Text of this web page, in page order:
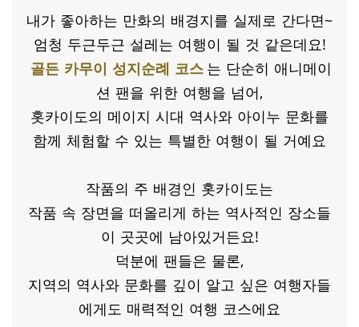
내가 좋아하는 만화의 배경지를 실제로 간다면~
엄청 두근두근 설레는 여행이 될 것 같은데요!
골든 카무이 성지순례 코스 는 단순히 애니메이
션 팬을 위한 여행을 넘어,
홋카이도의 메이지 시대 역사와 아이누 문화를
함께 체험할 수 있는 특별한 여행이 될 거예요
작품의 주 배경인 홋카이도는
작품 속 장면을 떠올리게 하는 역사적인 장소들
이 곳곳에 남아있거든요!
덕분에 팬들은 물론,
지역의 역사와 문화를 깊이 알고 싶은 여행자들
에게도 매력적인 여행 코스에요